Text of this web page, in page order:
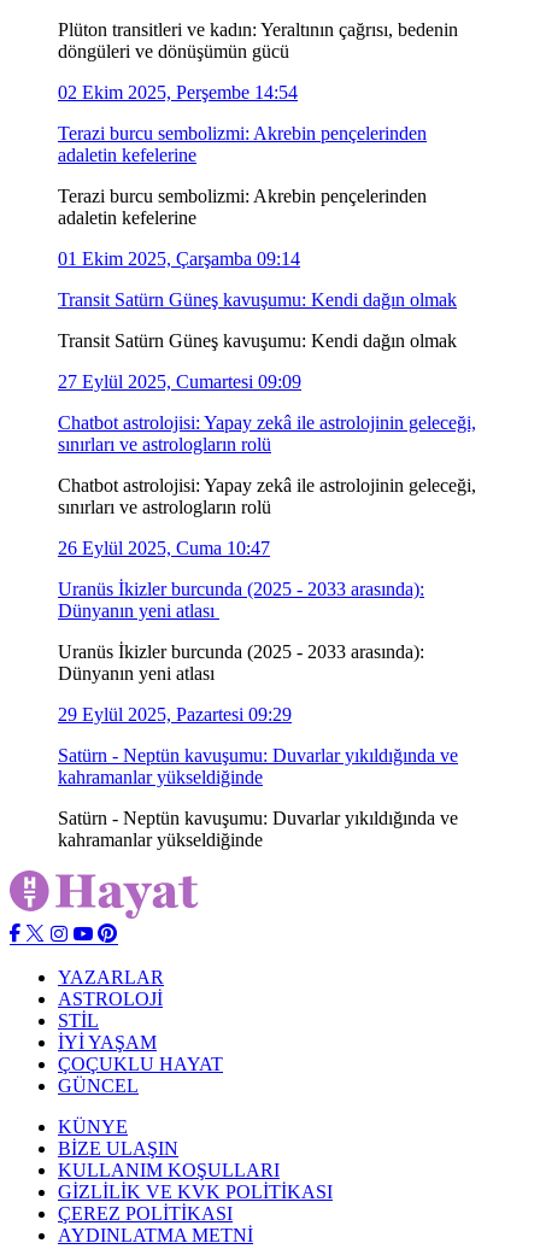
Plüton transitleri ve kadın: Yeraltının çağrısı, bedenin
döngüleri ve dönüşümün gücü
02 Ekim 2025, Perşembe 14:54
Terazi burcu sembolizmi: Akrebin pençelerinden
adaletin kefelerine
Terazi burcu sembolizmi: Akrebin pençelerinden
adaletin kefelerine
01 Ekim 2025, Çarşamba 09:14
Transit Satürn Güneş kavuşumu: Kendi dağın olmak
Transit Satürn Güneş kavuşumu: Kendi dağın olmak
27 Eylül 2025, Cumartesi 09:09
Chatbot astrolojisi: Yapay zekâ ile astrolojinin geleceği,
sınırları ve astrologların rolü
Chatbot astrolojisi: Yapay zekâ ile astrolojinin geleceği,
sınırları ve astrologların rolü
26 Eylül 2025, Cuma 10:47
Uranüs İkizler burcunda (2025 - 2033 arasında):
Dünyanın yeni atlası
Uranüs İkizler burcunda (2025 - 2033 arasında):
Dünyanın yeni atlası
29 Eylül 2025, Pazartesi 09:29
Satürn - Neptün kavuşumu: Duvarlar yıkıldığında ve
kahramanlar yükseldiğinde
Satürn - Neptün kavuşumu: Duvarlar yıkıldığında ve
kahramanlar yükseldiğinde
YAZARLAR
ASTROLOJİ
STİL
İYİ YAŞAM
ÇOÇUKLU HAYAT
GÜNCEL
KÜNYE
BİZE ULAŞIN
KULLANIM KOŞULLARI
GİZLİLİK VE KVK POLİTİKASI
ÇEREZ POLİTİKASI
AYDINLATMA METNİ